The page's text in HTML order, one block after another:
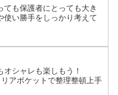
も保護者にとっても大き
使い勝手をしっかり考えて
シャレも楽しもう！
アポケットで整理整頓上手